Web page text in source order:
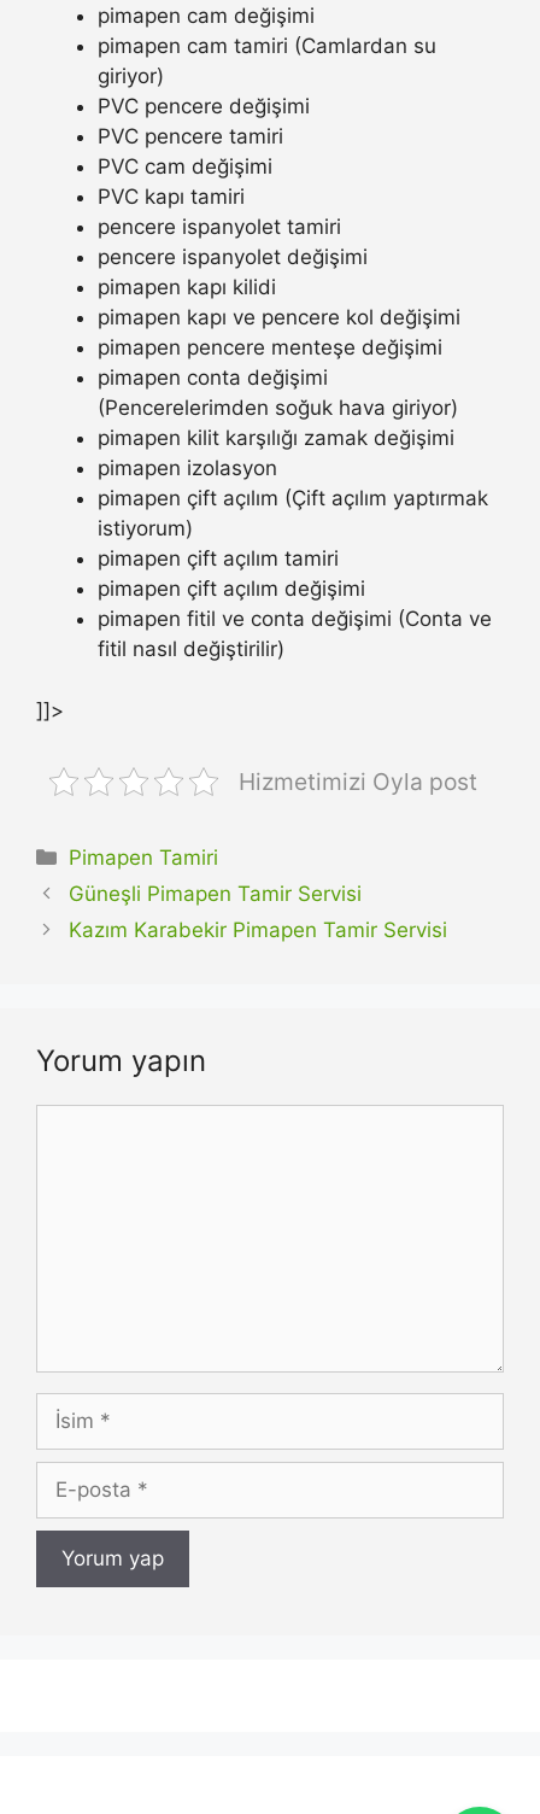
pimapen cam değişimi
pimapen cam tamiri (Camlardan su
giriyor)
PVC pencere değişimi
PVC pencere tamiri
PVC cam değişimi
PVC kapı tamiri
pencere ispanyolet tamiri
pencere ispanyolet değişimi
pimapen kapı kilidi
pimapen kapı ve pencere kol değişimi
pimapen pencere menteşe değişimi
pimapen conta değişimi
(Pencerelerimden soğuk hava giriyor)
pimapen kilit karşılığı zamak değişimi
pimapen izolasyon
pimapen çift açılım (Çift açılım yaptırmak
istiyorum)
pimapen çift açılım tamiri
pimapen çift açılım değişimi
pimapen fitil ve conta değişimi (Conta ve
fitil nasıl değiştirilir)
]]>
Hizmetimizi Oyla post
Kategoriler
Pimapen Tamiri
Güneşli Pimapen Tamir Servisi
Kazım Karabekir Pimapen Tamir Servisi
Yorum yapın
İsim
posta